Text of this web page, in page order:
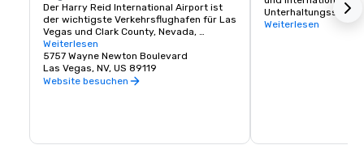
Der Harry Reid International Airport ist
der wichtigste Verkehrsflughafen für Las
Vegas und Clark County, Nevada,
Vereinigte Staaten. Der Flughafen liegt
fünf Meilen südlich der Innenstadt von
Las Vegas, in der Gegend ohne eigene
Rechtspersönlichkeit von Paradise in
Weiterlesen
5757 Wayne Newton Boulevard
Las Vegas, NV, US 89119
Website besuchen
Unterhaltungsszene
Sie klassischen
Weiterlesen